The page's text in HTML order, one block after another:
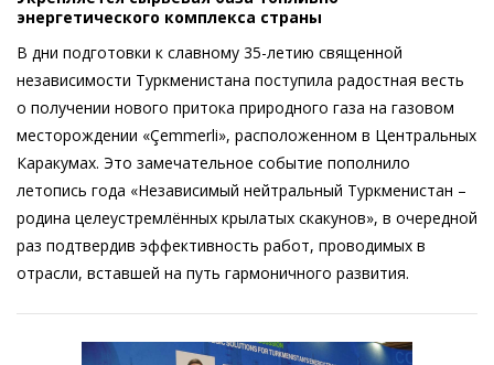
энергетического комплекса страны
В дни подготовки к славному 35-летию священной
независимости Туркменистана поступила радостная весть
о получении нового притока природного газа на газовом
месторождении «Çemmerli», расположенном в Центральных
Каракумах. Это замечательное событие пополнило
летопись года «Независимый нейтральный Туркменистан –
родина целеустремлённых крылатых скакунов», в очередной
раз подтвердив эффективность работ, проводимых в
отрасли, вставшей на путь гармоничного развития.